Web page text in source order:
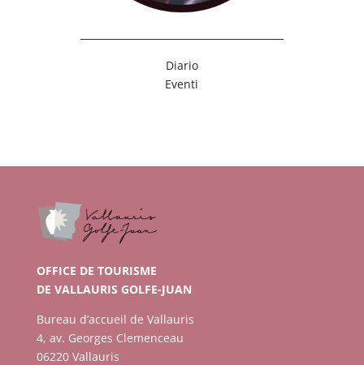
Diario
Eventi
OFFICE DE TOURISME
DE VALLAURIS GOLFE-JUAN
Bureau d’accueil de Vallauris
4, av. Georges Clemenceau
06220 Vallauris